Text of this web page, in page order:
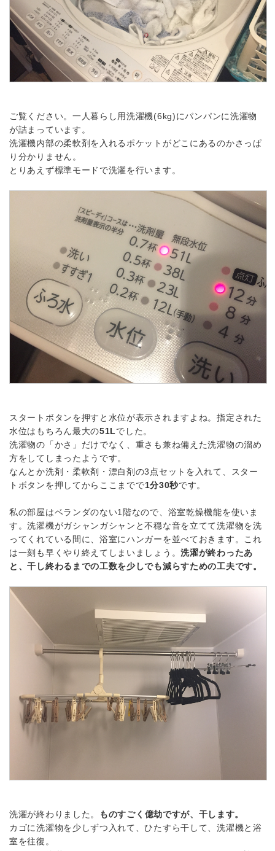
ご覧ください。一人暮らし用洗濯機(6kg)にパンパンに洗濯物
が詰まっています。
洗濯機内部の柔軟剤を入れるポケットがどこにあるのかさっぱ
り分かりません。
とりあえず標準モードで洗濯を行います。
スタートボタンを押すと水位が表示されますよね。指定された
水位はもちろん最大の51Lでした。
洗濯物の「かさ」だけでなく、重さも兼ね備えた洗濯物の溜め
方をしてしまったようです。
なんとか洗剤・柔軟剤・漂白剤の3点セットを入れて、スター
トボタンを押してからここまでで1分30秒です。
私の部屋はベランダのない1階なので、浴室乾燥機能を使いま
す。洗濯機がガシャンガシャンと不穏な音を立てて洗濯物を洗
ってくれている間に、浴室にハンガーを並べておきます。これ
は一刻も早くやり終えてしまいましょう。洗濯が終わったあ
と、干し終わるまでの工数を少しでも減らすための工夫です。
洗濯が終わりました。
ものすごく億劫ですが、干します。
カゴに洗濯物を少しずつ入れて、ひたすら干して、洗濯機と浴
室を往復。